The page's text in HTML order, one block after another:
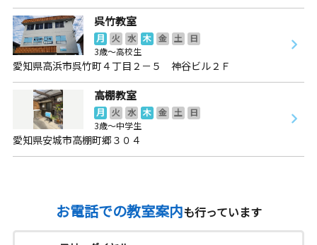
呉竹教室
月 火 水 木 金 土
日
3歳～高校生
愛知県高浜市呉竹町４丁目２－５ 神谷ビル２Ｆ
高棚教室
月 火 水 木 金 土
日
3歳～中学生
愛知県安城市高棚町郷３０４
お電話での教室案内も行っています